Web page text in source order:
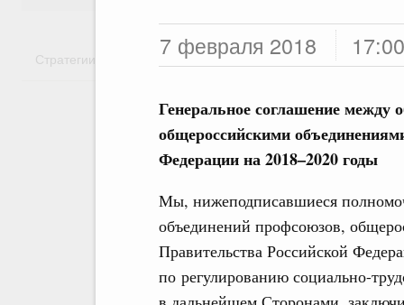
7 февраля 2018 17:00
Генеральное соглашение между
общероссийскими
Федерации на 2018–2020 годы
Мы, нижеподписавшиеся
объединений профсоюзов,
Правительства Российской
по регулированию социально-
Стратегии Государственные программы